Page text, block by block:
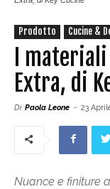
Prodotto Cucine &
I
Extra, di
Di Paola Leone - 23
Nuance e finiture